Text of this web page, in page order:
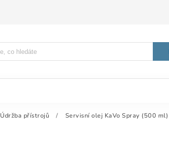
Údržba přístrojů / Servisní olej KaVo Spray (500 ml)